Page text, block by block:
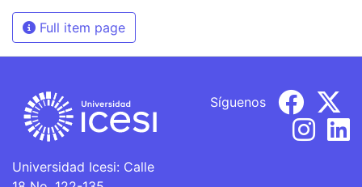
Full item page
Universidad Icesi: Calle
Síguenos